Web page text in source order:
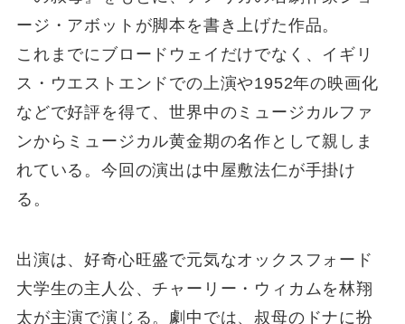
ージ・アボットが脚本を書き上げた作品。
これまでにブロードウェイだけでなく、イギリ
ス・ウエストエンドでの上演や1952年の映画化
などで好評を得て、世界中のミュージカルファ
ンからミュージカル黄金期の名作として親しま
れている。今回の演出は中屋敷法仁が手掛け
る。
出演は、好奇心旺盛で元気なオックスフォード
大学生の主人公、チャーリー・ウィカムを林翔
太が主演で演じる。劇中では、叔母のドナに扮